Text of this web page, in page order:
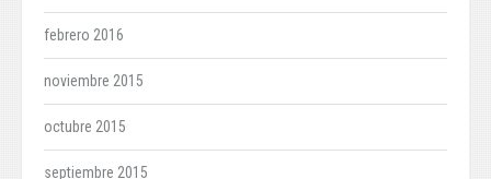
febrero 2016
noviembre 2015
octubre 2015
septiembre 2015